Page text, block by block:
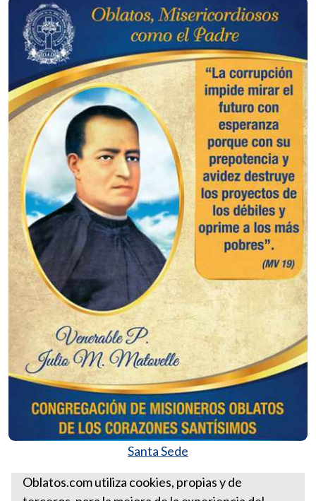
Santa Sede
Más Homilías del Padre Ernesto León
Oblatos.com utiliza cookies, propias y de